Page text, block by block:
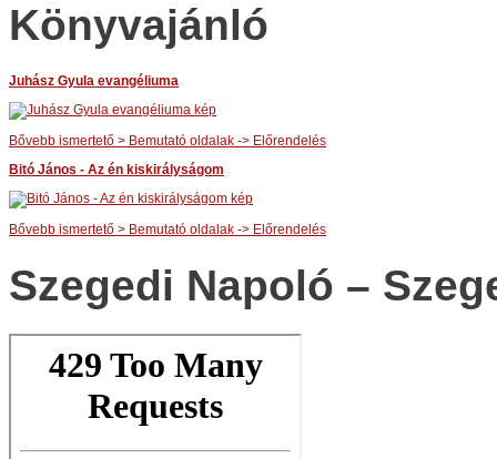
Könyvajánló
Juhász Gyula evangéliuma
Bővebb ismertető > Bemutató oldalak -> Előrendelés
Bitó János - Az én kiskirályságom
Bővebb ismertető > Bemutató oldalak -> Előrendelés
Szegedi Napoló –